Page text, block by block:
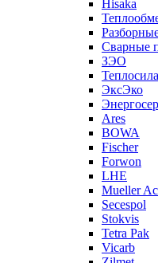
Hisaka
Сварные
ЗЭО
Теплосила
ЭксЭко
Ares
BOWA
Fischer
Forwon
LHE
Mueller
Secespol
Stokvis
Tetra Pak
Vicarb